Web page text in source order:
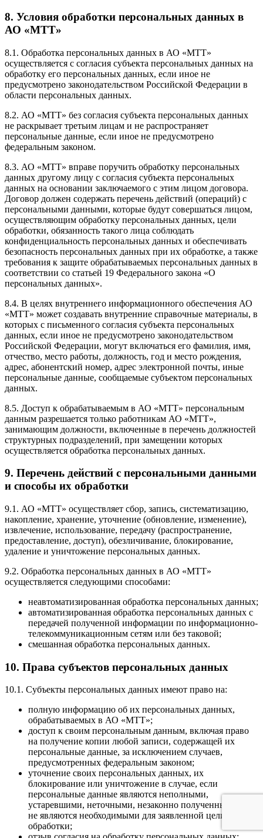
8. Условия обработки персональных данных в
АО «МТТ»
8.1. Обработка персональных данных в АО «МТТ»
осуществляется с согласия субъекта персональных данных на
обработку его персональных данных, если иное не
предусмотрено законодательством Российской Федерации в
области персональных данных.
8.2. АО «МТТ» без согласия субъекта персональных данных
не раскрывает третьим лицам и не распространяет
персональные данные, если иное не предусмотрено
федеральным законом.
8.3. АО «МТТ» вправе поручить обработку персональных
данных другому лицу с согласия субъекта персональных
данных на основании заключаемого с этим лицом договора.
Договор должен содержать перечень действий (операций) с
персональными данными, которые будут совершаться лицом,
осуществляющим обработку персональных данных, цели
обработки, обязанность такого лица соблюдать
конфиденциальность персональных данных и обеспечивать
безопасность персональных данных при их обработке, а также
требования к защите обрабатываемых персональных данных в
соответствии со статьей 19 Федерального закона «О
персональных данных».
8.4. В целях внутреннего информационного обеспечения АО
«МТТ» может создавать внутренние справочные материалы, в
которых с письменного согласия субъекта персональных
данных, если иное не предусмотрено законодательством
Российской Федерации, могут включаться его фамилия, имя,
отчество, место работы, должность, год и место рождения,
адрес, абонентский номер, адрес электронной почты, иные
персональные данные, сообщаемые субъектом персональных
данных.
8.5. Доступ к обрабатываемым в АО «МТТ» персональным
данным разрешается только работникам АО «МТТ»,
занимающим должности, включенные в перечень должностей
структурных подразделений, при замещении которых
осуществляется обработка персональных данных.
9. Перечень действий с персональными данными
и способы их обработки
9.1. АО «МТТ» осуществляет сбор, запись, систематизацию,
накопление, хранение, уточнение (обновление, изменение),
извлечение, использование, передачу (распространение,
предоставление, доступ), обезличивание, блокирование,
удаление и уничтожение персональных данных.
9.2. Обработка персональных данных в АО «МТТ»
осуществляется следующими способами:
неавтоматизированная обработка персональных данных;
автоматизированная обработка персональных данных с
передачей полученной информации по информационно-
телекоммуникационным сетям или без таковой;
смешанная обработка персональных данных.
10. Права субъектов персональных данных
10.1. Субъекты персональных данных имеют право на:
полную информацию об их персональных данных,
обрабатываемых в АО «МТТ»;
доступ к своим персональным данным, включая право
на получение копии любой записи, содержащей их
персональные данные, за исключением случаев,
предусмотренных федеральным законом;
уточнение своих персональных данных, их
блокирование или уничтожение в случае, если
персональные данные являются неполными,
устаревшими, неточными, незаконно полученными или
не являются необходимыми для заявленной цели
обработки;